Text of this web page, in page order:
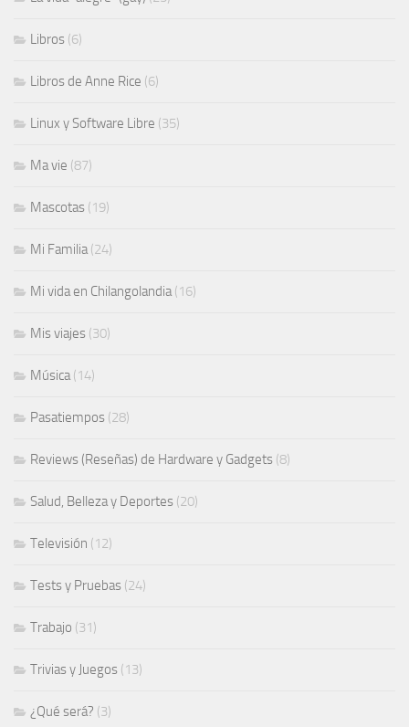
Libros (6)
Libros de Anne Rice (6)
Linux y Software Libre (35)
Ma vie (87)
Mascotas (19)
Mi Familia(24)
Mi vida en Chilangolandia(16)
Mis viajes (30)
Música(14)
Pasatiempos (28)
Reviews (Reseñas) de Hardware y Gadgets (8)
Salud, Belleza y Deportes (20)
Televisión (12)
Tests y Pruebas (24)
Trabajo (31)
Trivias y Juegos (13)
¿Qué será? (3)